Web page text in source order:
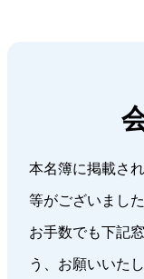
本名簿に掲載さ
等がございました
お手数でも下記
う、お願いいたし